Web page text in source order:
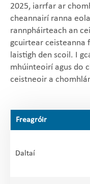
2025, iarrfar ar
cheannairí ranna
rannpháirteach an
gcuirtear ceisteanna
laistigh den scoil. I
mhúinteoirí agus do
ceistneoir a
Freagróir
Daltaí